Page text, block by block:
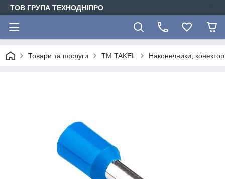
ТОВ ГРУПА ТЕХНОДНІПРО
Товари та послуги TM TAKEL Наконечники,